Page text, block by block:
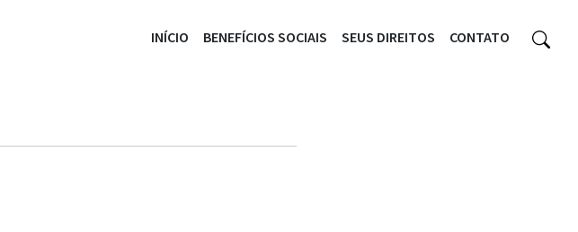
INÍCIO BENEFÍCIOS SOCIAIS SEUS DIREITOS CONTATO